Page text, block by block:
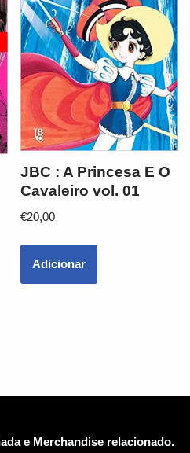
JBC : A Princesa E O
Cavaleiro vol. 01
€20,00
Adicionar
e Merchandise relacionado.